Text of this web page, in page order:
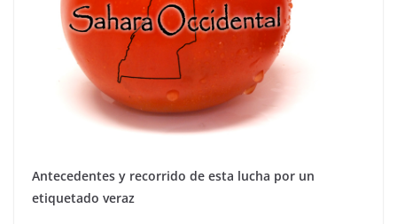
Antecedentes y recorrido de esta lucha por un
etiquetado veraz